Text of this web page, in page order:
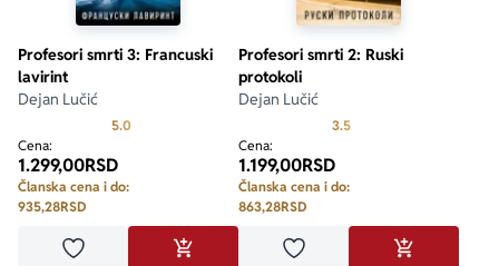
Profesori smrti 3: Francuski
lavirint
Dejan Lučić
5.0
Cena:
1.299,00RSD
Članska cena i do:
935,28RSD
Dodaj u omiljeneDODAJ U KORPU
Profesori smrti 2: Ruski
protokoli
Dejan Lučić
3.5Prosecna ocena je 3.5
Cena:
1.199,00RSD
Članska cena i do:
863,28RSD
Dodaj u omiljeneDODAJ U